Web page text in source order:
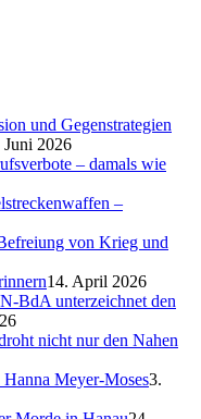
und Gegenstrategien
Juni 2026
– damals wie
–
von Krieg und
14. April 2026
BdA unterzeichnet den
nicht nur den Nahen
Meyer-Moses3.